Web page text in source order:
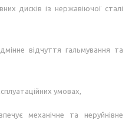
дисків із нержавіючої сталі
відчуття гальмування та
умовах,
механічне та неруйнівне